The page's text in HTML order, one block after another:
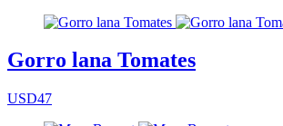
Gorro lana Tomates
USD47